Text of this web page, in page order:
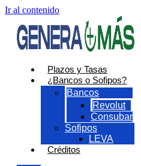
Ir al contenido
Plazos y Tasas
¿Bancos o Sofipos?
Bancos
Revolut
Consubanco
Sofipos
LEVA
Créditos